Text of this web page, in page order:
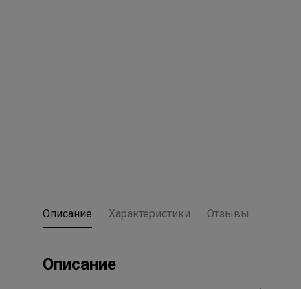
Описание Характеристики Отзывы
Описание